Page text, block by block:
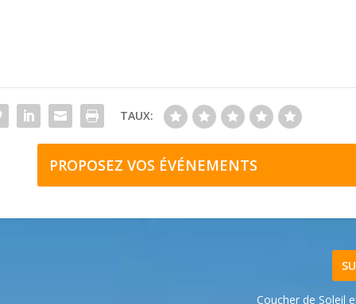
TAUX:
PROPOSEZ VOS ÉVÉNEMENTS
Coucher de Soleil